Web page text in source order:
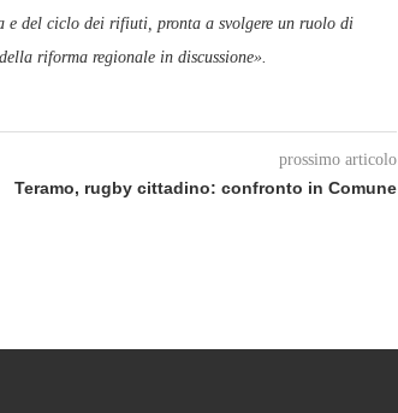
e del ciclo dei rifiuti, pronta a svolgere un ruolo di
riforma regionale in discussione».
prossimo articolo
Teramo, rugby cittadino: confronto in Comune